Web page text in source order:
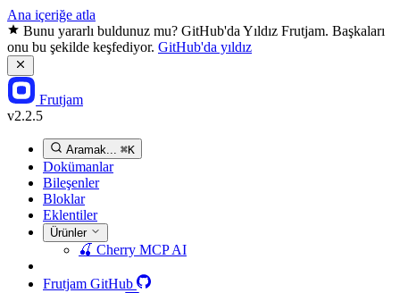
Ana içeriğe atla
Bunu yararlı buldunuz mu? GitHub'da Yıldız Frutjam. Başkaları
onu bu şekilde keşfediyor. GitHub'da yıldız
Frutjam
v2.2.5
Aramak... ⌘K
Dokümanlar
Bileşenler
Bloklar
Eklentiler
Ürünler
🍒 Cherry MCPAI
Frutjam GitHub